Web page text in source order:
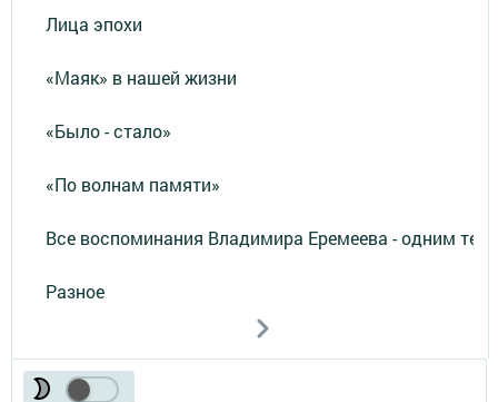
Лица эпохи
«Маяк» в нашей жизни
«Было - стало»
«По волнам памяти»
Все воспоминания Владимира Еремеева - одним
Разное